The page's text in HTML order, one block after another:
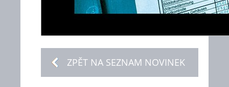
ZPĚT NA SEZNAM NOVINEK